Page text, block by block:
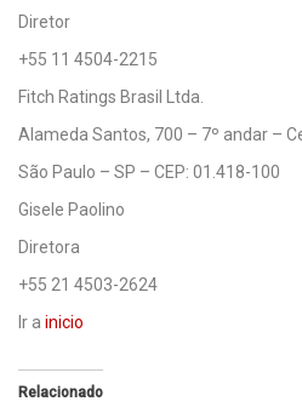
Diretor
+55 11 4504-2215
Fitch Ratings Brasil Ltda.
Alameda Santos, 700 – 7º andar –
São Paulo – SP – CEP: 01.418-100
Gisele Paolino
Diretora
+55 21 4503-2624
Ir a inicio
Relacionado